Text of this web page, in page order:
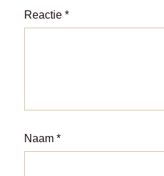
Reactie *
Naam *